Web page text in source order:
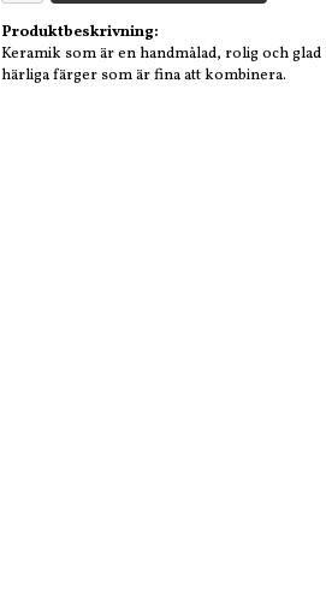
Produktbeskrivning:
Keramik som är en handmålad, rolig och
härliga färger som är fina att kombinera.